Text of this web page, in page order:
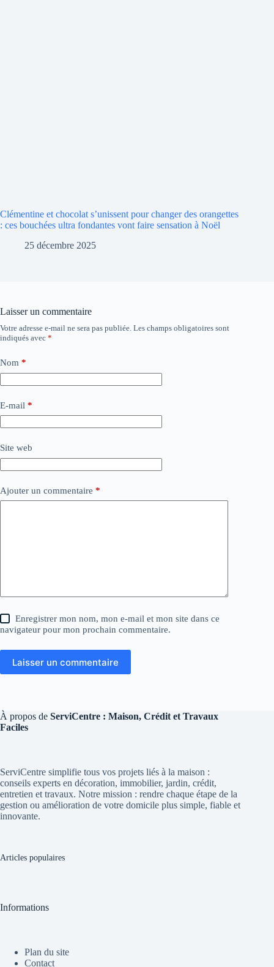
Clémentine et chocolat s’unissent pour changer des orangettes
: ces bouchées ultra fondantes vont faire sensation à Noël
25 décembre 2025
Laisser un commentaire
Votre adresse e-mail ne sera pas publiée. Les champs obligatoires sont
indiqués avec *
Nom *
E-mail *
Site web
Ajouter un commentaire *
Enregistrer mon nom, mon e-mail et mon site dans ce
navigateur pour mon prochain commentaire.
Laisser un commentaire
À propos de ServiCentre : Maison, Crédit et Travaux
Faciles
ServiCentre simplifie tous vos projets liés à la maison :
conseils experts en décoration, immobilier, jardin, crédit,
entretien et travaux. Notre mission : rendre chaque étape de la
gestion ou amélioration de votre domicile plus simple, fiable et
innovante.
Articles populaires
Informations
Plan du site
Contact